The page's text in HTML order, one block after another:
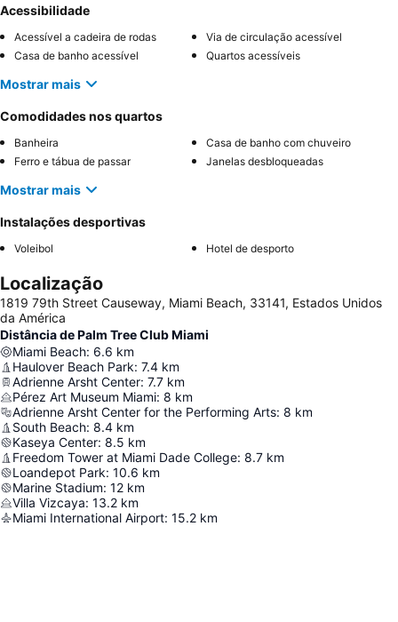
Acessibilidade
Acessível a cadeira de rodas
Via de circulação acessível
Casa de banho acessível
Quartos acessíveis
Mostrar mais
Comodidades nos quartos
Banheira
Casa de banho com chuveiro
Ferro e tábua de passar
Janelas desbloqueadas
Mostrar mais
Instalações desportivas
Voleibol Hotel de desporto
Localização
1819 79th Street Causeway, Miami Beach, 33141, Estados Unidos
da América
Distância de Palm Tree Club Miami
Miami Beach: 6.6 km
Haulover Beach Park: 7.4 km
Adrienne Arsht Center: 7.7 km
Pérez Art Museum Miami: 8 km
Adrienne Arsht Center for the Performing Arts: 8 km
South Beach: 8.4 km
Kaseya Center: 8.5 km
Freedom Tower at Miami Dade College: 8.7 km
Loandepot Park: 10.6 km
Marine Stadium: 12 km
Villa Vizcaya: 13.2 km
Miami International Airport: 15.2 km